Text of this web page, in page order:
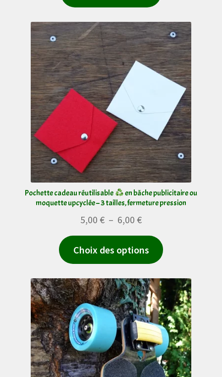
Pochette cadeau réutilisable
en bâche publicitaire ou
moquette upcyclée – 3 tailles, fermeture pression
5,00 € – 6,00 €Plage
de
prix :
5,00 €
à
6,00 €
Choix des options
Ce
produit
plusieurs
variations.
Les
options
peuvent
être